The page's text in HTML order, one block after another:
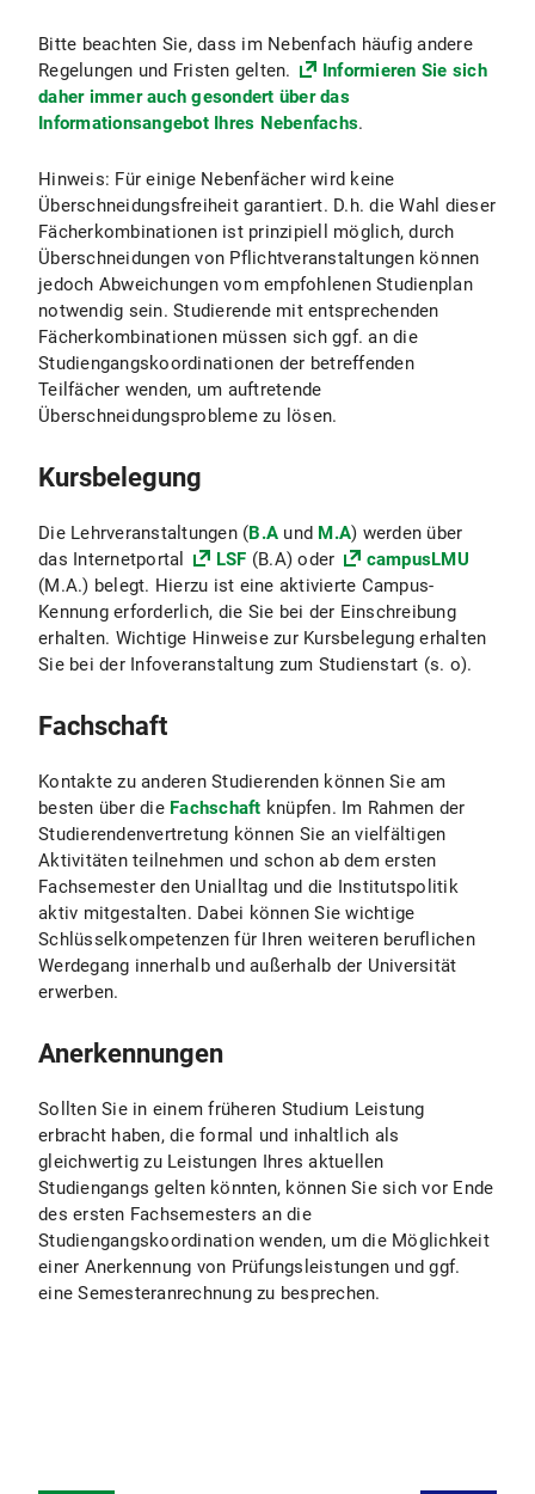
Bitte beachten Sie, dass im Nebenfach häufig andere
Regelungen und Fristen gelten.
Informieren Sie sich
daher immer auch gesondert über das
Informationsangebot Ihres Nebenfachs.
Hinweis: Für einige Nebenfächer wird keine
Überschneidungsfreiheit garantiert. D.h. die Wahl dieser
Fächerkombinationen ist prinzipiell möglich, durch
Überschneidungen von Pflichtveranstaltungen können
jedoch Abweichungen vom empfohlenen Studienplan
notwendig sein. Studierende mit entsprechenden
Fächerkombinationen müssen sich ggf. an die
Studiengangskoordinationen der betreffenden
Teilfächer wenden, um auftretende
Überschneidungsprobleme zu lösen.
Kursbelegung
Die Lehrveranstaltungen (B.A und M.A) werden über
das Internetportal
LSF (B.A) oder
campusLMU
(M.A.) belegt. Hierzu ist eine aktivierte Campus-
Kennung erforderlich, die Sie bei der Einschreibung
erhalten. Wichtige Hinweise zur Kursbelegung erhalten
Sie bei der Infoveranstaltung zum Studienstart (s. o).
Fachschaft
Kontakte zu anderen Studierenden können Sie am
besten über die Fachschaft knüpfen. Im Rahmen der
Studierendenvertretung können Sie an vielfältigen
Aktivitäten teilnehmen und schon ab dem ersten
Fachsemester den Unialltag und die Institutspolitik
aktiv mitgestalten. Dabei können Sie wichtige
Schlüsselkompetenzen für Ihren weiteren beruflichen
Werdegang innerhalb und außerhalb der Universität
erwerben.
Anerkennungen
Sollten Sie in einem früheren Studium Leistung
erbracht haben, die formal und inhaltlich als
gleichwertig zu Leistungen Ihres aktuellen
Studiengangs gelten könnten, können Sie sich vor Ende
des ersten Fachsemesters an die
Studiengangskoordination wenden, um die Möglichkeit
einer Anerkennung von Prüfungsleistungen und ggf.
eine Semesteranrechnung zu besprechen.